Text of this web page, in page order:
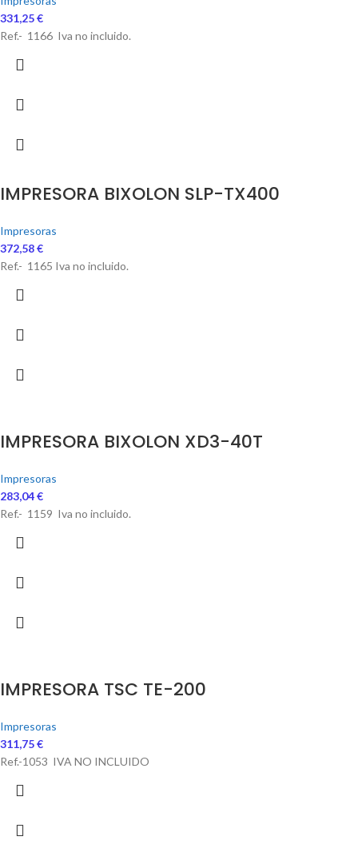
331,25€
Ref.- 1166 Iva no incluido.
IMPRESORA BIXOLON SLP-TX400
Impresoras
372,58€
Ref.- 1165 Iva no incluido.
IMPRESORA BIXOLON XD3-40T
Impresoras
283,04€
Ref.- 1159 Iva no incluido.
IMPRESORA TSC TE-200
Impresoras
311,75€
Ref.-1053 IVA NO INCLUIDO